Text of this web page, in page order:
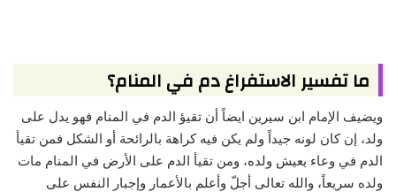
ما تفسير الاستفراغ دم في المنام؟
ويضيف الإمام ابن سيرين ايضاً أن تقيؤ الدم في المنام فهو يدل على
ولد، إن كان لونه جيداً ولم يكن فيه كراهة بالرائحة أو الشكل فمن تقيأ
الدم في وعاء يعيش ولده، ومن تقيأ الدم على الأرض في المنام مات
ولده سريعاً، والله تعالى أجلّ وأعلم بالأعمار وإجبار النفس على